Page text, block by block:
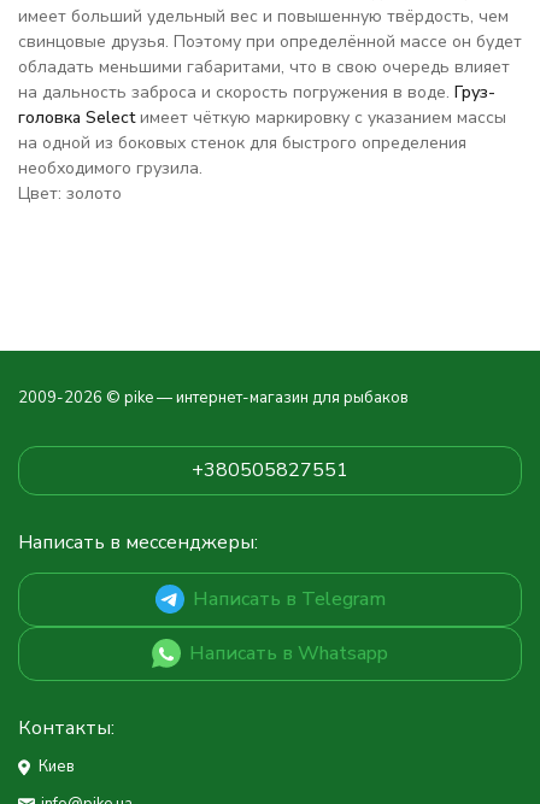
имеет больший удельный вес и повышенную твёрдость, чем
свинцовые друзья. Поэтому при определённой массе он будет
обладать меньшими габаритами, что в свою очередь влияет
на дальность заброса и скорость погружения в воде. Груз-
головка Selectимеет чёткую маркировку с указанием массы
на одной из боковых стенок для быстрого определения
необходимого грузила.
Цвет: золото
2009-2026 © pike — интернет-магазин для рыбаков
+380505827551
Написать в мессенджеры:
Написать в Telegram
Написать в Whatsapp
Контакты:
Киев